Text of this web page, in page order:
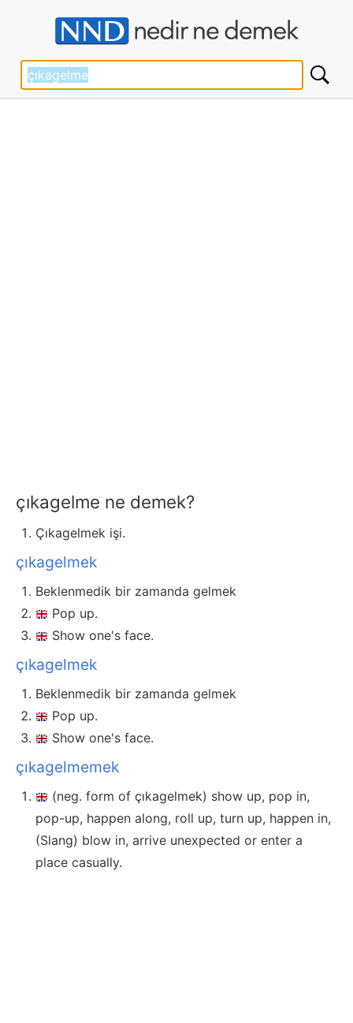
çıkagelme ne demek?
Çıkagelmek işi.
çıkagelmek
Beklenmedik bir zamanda gelmek
Pop up.
Show one's face.
çıkagelmek
Beklenmedik bir zamanda gelmek
Pop up.
Show one's face.
çıkagelmemek
(neg. form of çıkagelmek) show up, pop in,
pop-up, happen along, roll up, turn up, happen in,
(Slang) blow in, arrive unexpected or enter a
place casually.